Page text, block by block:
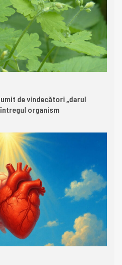
de vindecători „darul
organism